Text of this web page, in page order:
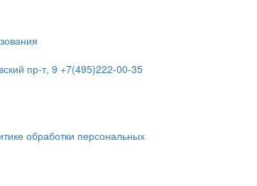
пр-т, 9 +7(495)222-00-35
обработки персональных